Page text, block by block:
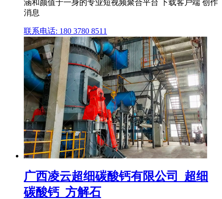
涵和颜值于一身的专业短视频聚合平台 下载客户端 创作
消息
联系电话: 180 3780 8511
广西凌云超细碳酸钙有限公司_超细
碳酸钙_方解石